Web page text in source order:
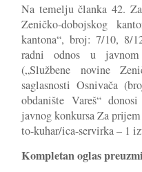
Na temelju članka 42.
Zeničko-dobojskog
kantona“, broj: 7/10, 8/
radni odnos u javnom
(„Službene novine
saglasnosti Osnivača
obdanište Vareš“
javnog konkursa Za
to-kuhar/ica-servirka – 1
Kompletan oglas